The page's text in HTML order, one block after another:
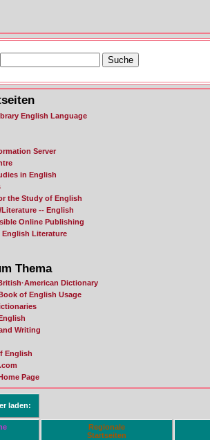
English Language
Server
in English
the Study of English
-- English
Online Publishing
English Literature
Thema
Dictionary
of English Usage
Writing
English
Page
laden:
Regionale
Startseiten